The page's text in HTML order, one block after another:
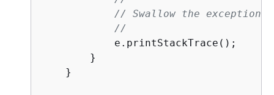
// Swallow the exception
//
            e.printStackTrace();
        }
    }